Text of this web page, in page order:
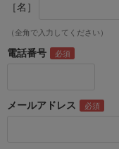
［名］
（全角で入力してください）
電話番号
メールアドレス